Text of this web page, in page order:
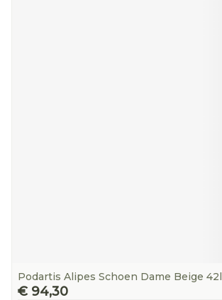
Podartis Alipes Schoen Dame Beige 42l
€ 94,30